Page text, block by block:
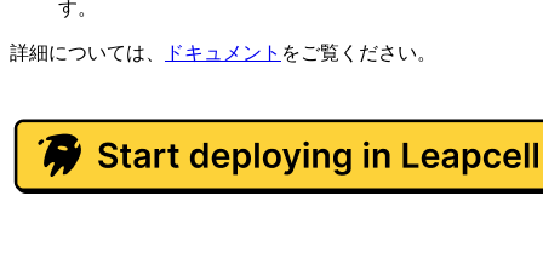
す。
詳細については、 ドキュメント をご覧ください。